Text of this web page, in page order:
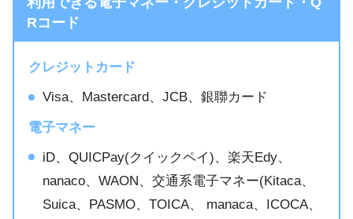
Rコード
クレジットカード
Visa、Mastercard、JCB、銀聯カード
電子マネー
iD、QUICPay(クイックペイ)、楽天Edy、
nanaco、WAON、交通系電子マネー(Kitaca、
Suica、PASMO、TOICA、 manaca、ICOCA、